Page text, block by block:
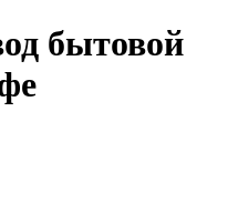
бытовой